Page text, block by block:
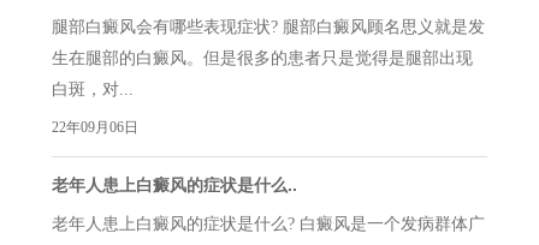
腿部白癜风会有哪些表现症状? 腿部白癜风顾名思义就是发
生在腿部的白癜风。但是很多的患者只是觉得是腿部出现
白斑，对...
22年09月06日
老年人患上白癜风的症状是什么..
老年人患上白癜风的症状是什么? 白癜风是一个发病群体广